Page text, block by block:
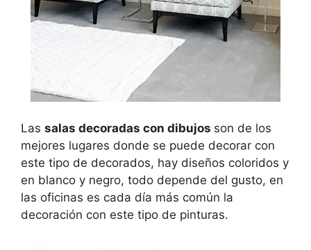
Las salas decoradas con dibujos son de los
mejores lugares donde se puede decorar con
este tipo de decorados, hay diseños coloridos y
en blanco y negro, todo depende del gusto, en
las oficinas es cada día más común la
decoración con este tipo de pinturas.